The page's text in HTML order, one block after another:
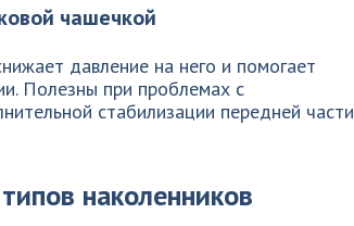
чашечкой
давление на него и помогает
Полезны при проблемах с
стабилизации передней части
наколенников